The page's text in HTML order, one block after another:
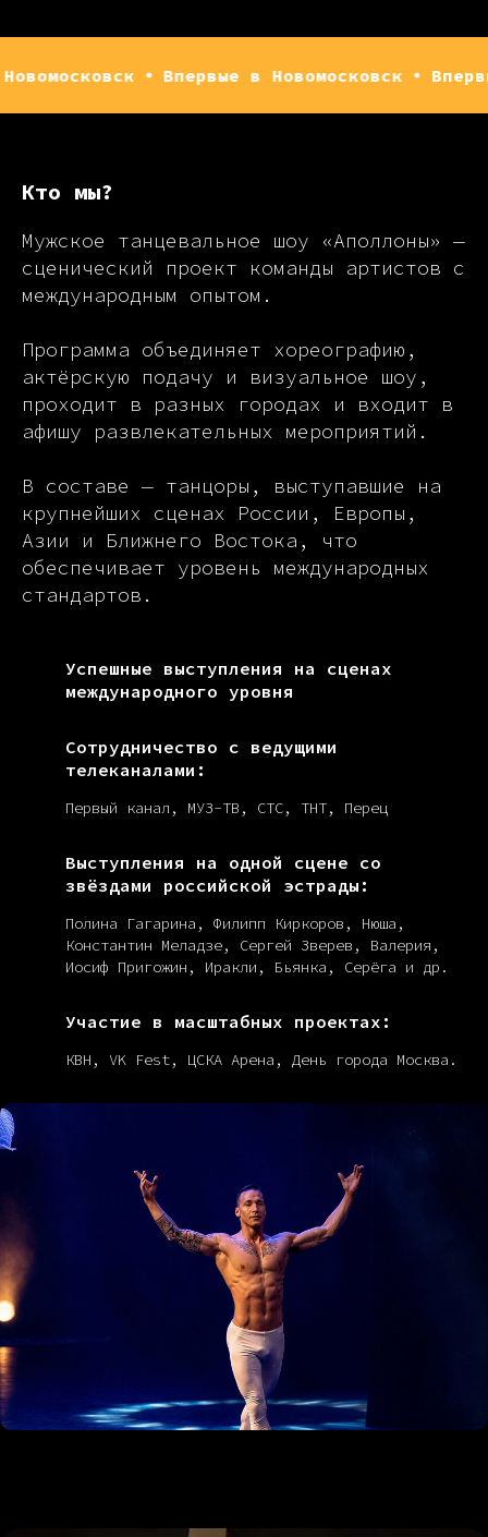
Впервые в Новомосковск Впервые в
Кто мы?
Мужское танцевальное шоу «Аполлоны» —
сценический проект команды артистов с
международным опытом.
Программа объединяет хореографию,
актёрскую подачу и визуальное шоу,
проходит в разных городах и входит в
афишу развлекательных мероприятий.
В составе — танцоры, выступавшие на
крупнейших сценах России, Европы,
Азии и Ближнего Востока, что
обеспечивает уровень международных
стандартов.
Успешные выступления на сценах
международного уровня
Сотрудничество с ведущими
телеканалами:
Первый канал, МУЗ-ТВ, СТС, ТНТ, Перец
Выступления на одной сцене со
звёздами российской эстрады:
Полина Гагарина, Филипп Киркоров, Нюша,
Константин Меладзе, Сергей Зверев, Валерия,
Иосиф Пригожин, Иракли, Бьянка, Серёга и др.
Участие в масштабных проектах:
КВН, VK Fest, ЦСКА Арена, День города Москва.